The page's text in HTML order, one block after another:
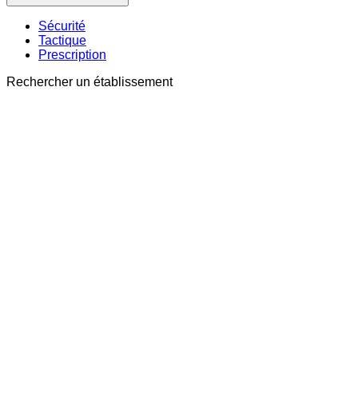
Sécurité
Tactique
Prescription
Rechercher un établissement